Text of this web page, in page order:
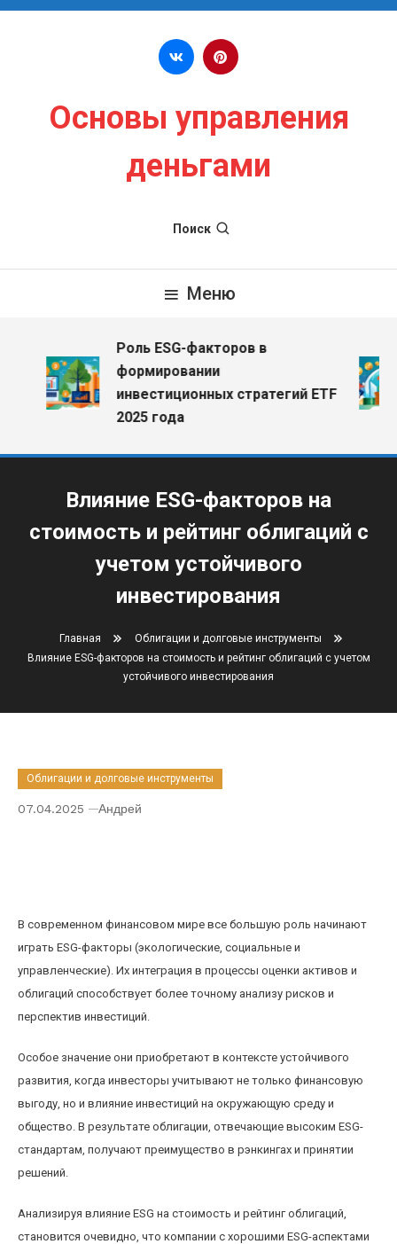
Перейти к содержимому
Основы управления
деньгами
Поиск
Меню
Роль ESG-факторов в
формировании
инвестиционных стратегий ETF
2025 года
Влияние ESG-факторов на
стоимость и рейтинг облигаций с
учетом устойчивого
инвестирования
Главная
Облигации и долговые инструменты
Влияние ESG-факторов на стоимость и рейтинг облигаций с учетом
устойчивого инвестирования
Облигации и долговые инструменты
07.04.2025 Андрей
В современном финансовом мире все большую роль начинают
играть ESG-факторы (экологические, социальные и
управленческие). Их интеграция в процессы оценки активов и
облигаций способствует более точному анализу рисков и
перспектив инвестиций.
Особое значение они приобретают в контексте устойчивого
развития, когда инвесторы учитывают не только финансовую
выгоду, но и влияние инвестиций на окружающую среду и
общество. В результате облигации, отвечающие высоким ESG-
стандартам, получают преимущество в рэнкингах и принятии
решений.
Анализируя влияние ESG на стоимость и рейтинг облигаций,
становится очевидно, что компании с хорошими ESG-аспектами